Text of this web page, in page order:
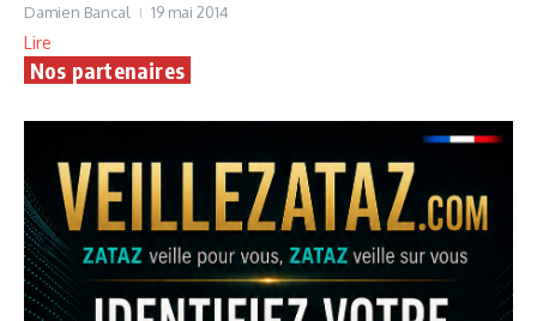
Damien Bancal 19 mai 2014
Lire
Nos partenaires